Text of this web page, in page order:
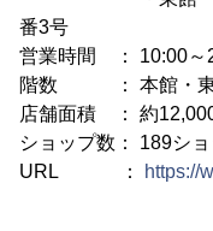
番3号
営業時間 ： 10:00
階数 ： 本館・東
店舗面積 ： 約
ショップ数： 189シ
URL ：
https://